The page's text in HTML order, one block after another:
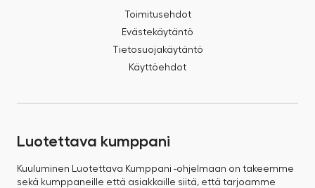
Toimitusehdot
Evästekäytäntö
Tietosuojakäytäntö
Käyttöehdot
Luotettava kumppani
Kuuluminen Luotettava Kumppani -ohjelmaan on takeemme
sekä kumppaneille että asiakkaille siitä, että tarjoamme